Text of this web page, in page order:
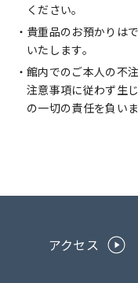
ください。
貴重品のお預かりは
いたします。
館内でのご本人の不
注意事項に従わず生
の一切の責任を負いま
アクセス